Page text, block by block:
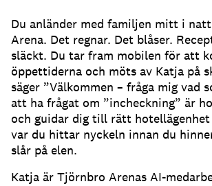
Du anländer med familjen mitt i
Arena. Det regnar. Det blåser.
släckt. Du tar fram mobilen för att
öppettiderna och möts av Katja på
säger ”Välkommen – fråga mig vad
att ha frågat om ”incheckning” är
och guidar dig till rätt
var du hittar nyckeln innan du
slår på elen.
Katja är Tjörnbro Arenas AI-